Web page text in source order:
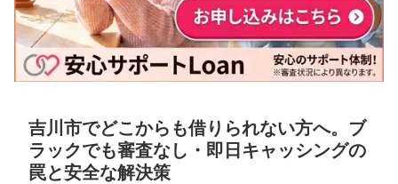
吉川市でどこからも借りられない方へ。ブ
ラックでも審査なし・即日キャッシングの
罠と安全な解決策